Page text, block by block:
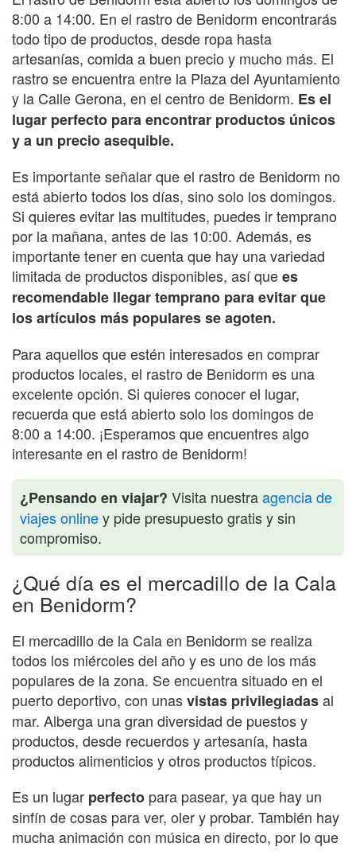
8:00 a 14:00. En el rastro de Benidorm encontrarás
todo tipo de productos, desde ropa hasta
artesanías, comida a buen precio y mucho más. El
rastro se encuentra entre la Plaza del Ayuntamiento
y la Calle Gerona, en el centro de Benidorm. Es el
lugar perfecto para encontrar productos únicos
y a un precio asequible.
Es importante señalar que el rastro de Benidorm no
está abierto todos los días, sino solo los domingos.
Si quieres evitar las multitudes, puedes ir temprano
por la mañana, antes de las 10:00. Además, es
importante tener en cuenta que hay una variedad
limitada de productos disponibles, así quees
recomendable llegar temprano para evitar que
los artículos más populares se agoten.
Para aquellos que estén interesados en comprar
productos locales, el rastro de Benidorm es una
excelente opción. Si quieres conocer el lugar,
recuerda que está abierto solo los domingos de
8:00 a 14:00. ¡Esperamos que encuentres algo
interesante en el rastro de Benidorm!
¿Pensando en viajar? Visita nuestraagencia de
viajes onliney pide presupuesto gratis y sin
compromiso.
¿Qué día es el mercadillo de la Cala
en Benidorm?
El mercadillo de la Cala en Benidorm se realiza
todos los miércoles del año y es uno de los más
populares de la zona. Se encuentra situado en el
puerto deportivo, con unasvistas privilegiadasal
mar. Alberga una gran diversidad de puestos y
productos, desde recuerdos y artesanía, hasta
productos alimenticios y otros productos típicos.
Es un lugar perfecto para pasear, ya que hay un
sinfín de cosas para ver, oler y probar. También hay
mucha animación con música en directo, por lo que